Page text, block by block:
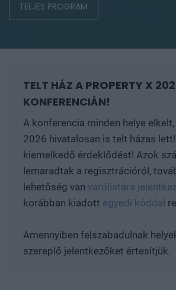
TELJES PROGRAM
TELT HÁZ A PROPERTY X
KONFERENCIÁN!
A konferencia minden helye
2026 hivatalosan is telt házas
kiemelkedő érdeklődést! Azok
lemaradtak a regisztrációról,
lehetőség van várólistára
korábban kiadott egyedi kóddal
Amennyiben felszabadulnak
szereplő jelentkezőket értesítjük.